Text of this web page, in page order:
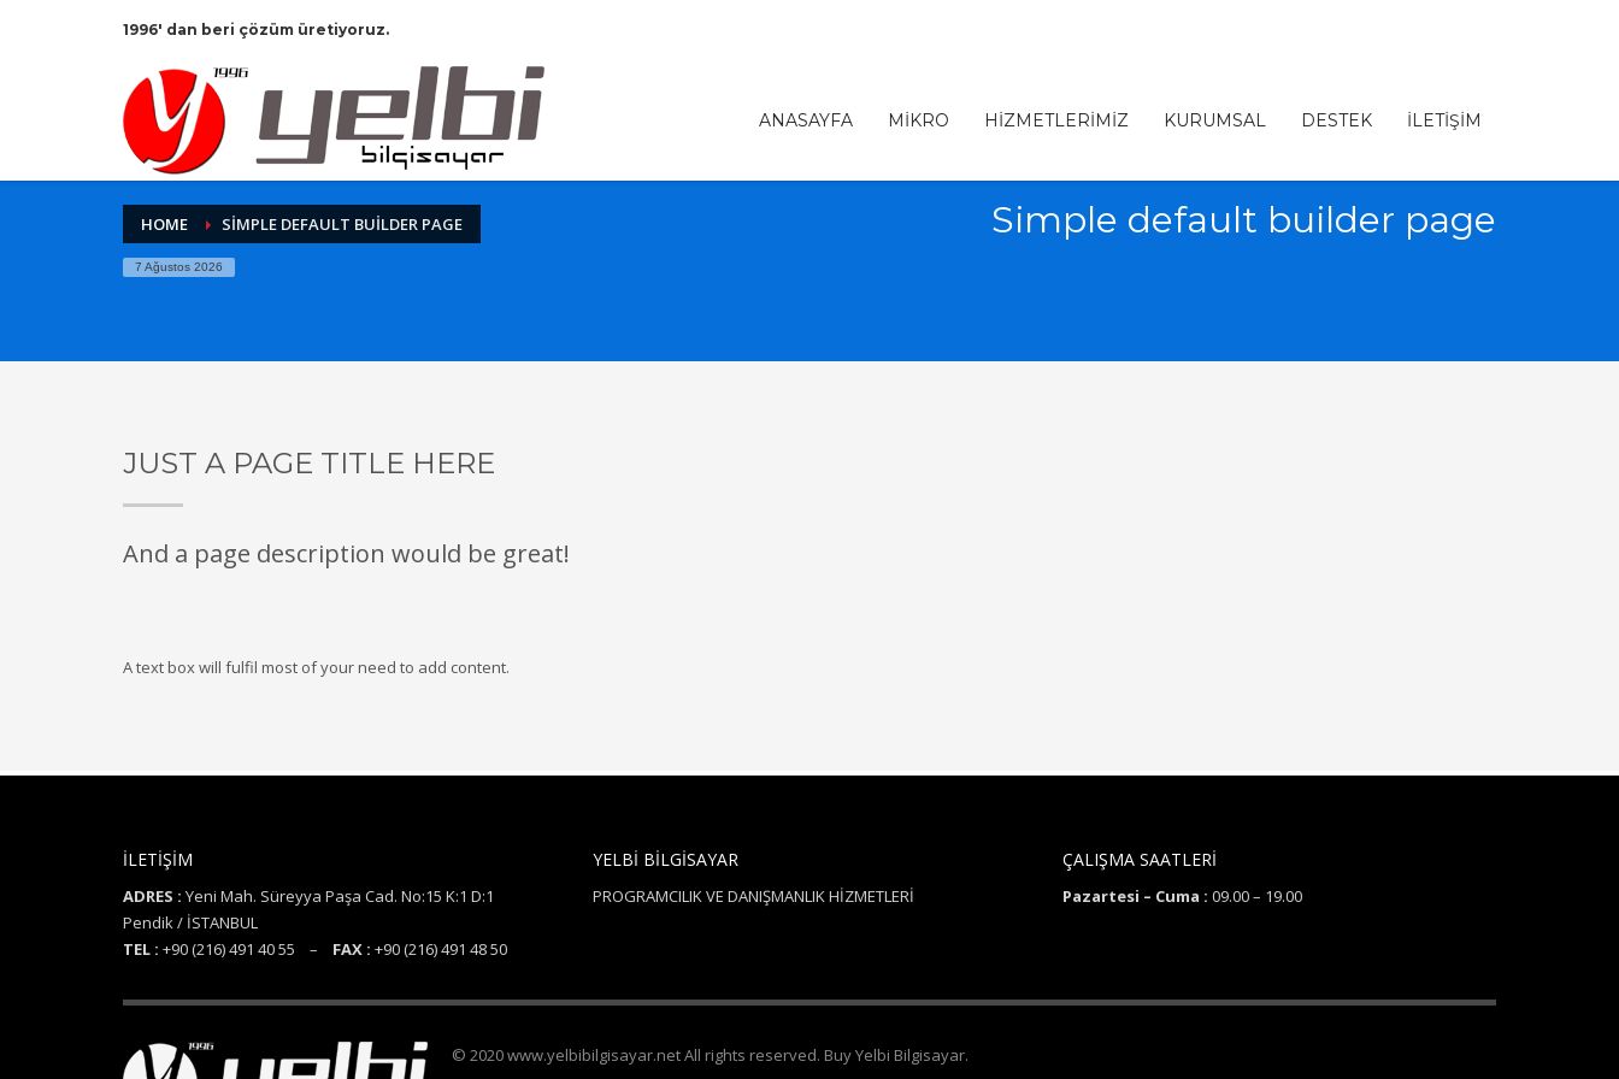
1996' dan beri çözüm üretiyoruz.
ANASAYFA MİKRO HİZMETLERİMİZ KURUMSAL DESTEK İLETİŞİM
HOME SIMPLE DEFAULT BUILDER PAGE
7 Ağustos 2026
Simple default builder page
JUST A PAGE TITLE HERE
And a page description would be great!
A text box will fulfil most of your need to add content.
İLETİŞİM
ADRES : Yeni Mah. Süreyya Paşa Cad. No:15 K:1 D:1
Pendik / İSTANBUL
TEL : +90 (216) 491 40 55 – FAX : +90 (216) 491 48 50
YELBİ BİLGİSAYAR
PROGRAMCILIK VE DANIŞMANLIK HİZMETLERİ
ÇALIŞMA SAATLERİ
Pazartesi – Cuma : 09.00 – 19.00
© 2020 www.yelbibilgisayar.net All rights reserved. Buy Yelbi Bilgisayar.